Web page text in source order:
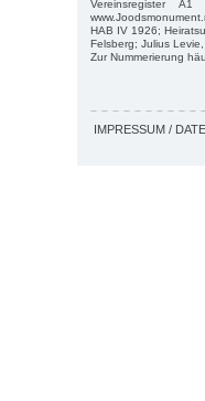
Vereinsregister
HAB IV 1926;
Felsberg; Julius
Zur Nummerierung
IMPRESSUM /